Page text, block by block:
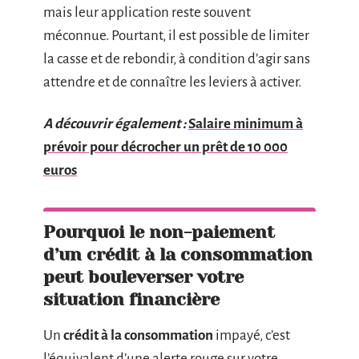
mais leur application reste souvent
méconnue. Pourtant, il est possible de limiter
la casse et de rebondir, à condition d’agir sans
attendre et de connaître les leviers à activer.
A découvrir également :Salaire minimum à
prévoir pour décrocher un prêt de 10 000
euros
Pourquoi le non-paiement
d’un crédit à la consommation
peut bouleverser votre
situation financière
Un crédit à la consommation impayé, c’est